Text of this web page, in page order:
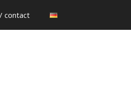
contact